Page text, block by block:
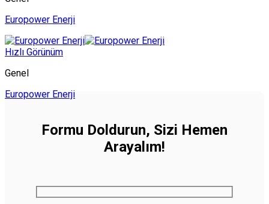
Europower Enerji
Hızlı Görünüm
Genel
Europower Enerji
Formu Doldurun, Sizi Hemen
Arayalım!